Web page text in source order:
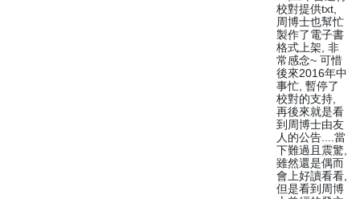
校對提供txt,
周博士也幫忙
製作了電子書
格式上架, 非
常感念~ 可惜
後來2016年中
事忙, 暫停了
校對的支持,
再後來就是看
到周博士由友
人的公告....當
下難過且震驚,
雖然還是偶而
會上好讀看看,
但是看到周博